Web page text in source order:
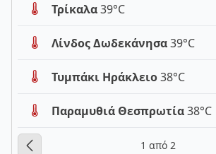
Τρίκαλα39°C
Λίνδος Δωδεκάνησα39°C
Τυμπάκι Ηράκλειο38°C
Παραμυθιά Θεσπρωτία38°C
1 από 2